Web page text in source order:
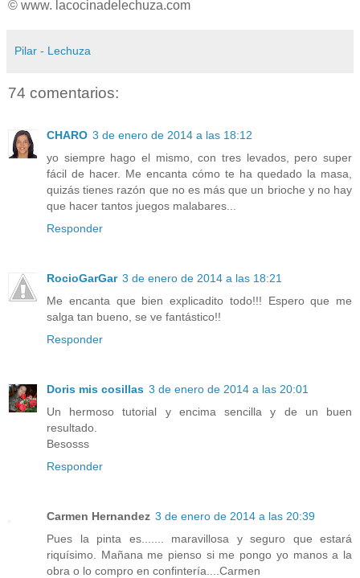
© www. lacocinadelechuza.com
Pilar - Lechuza
74 comentarios:
CHARO 3 de enero de 2014 a las 18:12
yo siempre hago el mismo, con tres levados, pero super
fácil de hacer. Me encanta cómo te ha quedado la masa,
quizás tienes razón que no es más que un brioche y no hay
que hacer tantos juegos malabares...
Responder
RocioGarGar 3 de enero de 2014 a las 18:21
Me encanta que bien explicadito todo!!! Espero que me
salga tan bueno, se ve fantástico!!
Responder
Doris mis cosillas 3 de enero de 2014 a las 20:01
Un hermoso tutorial y encima sencilla y de un buen
resultado.
Besosss
Responder
Carmen Hernandez 3 de enero de 2014 a las 20:39
Pues la pinta es....... maravillosa y seguro que estará
riquísimo. Mañana me pienso si me pongo yo manos a la
obra o lo compro en confintería....Carmen